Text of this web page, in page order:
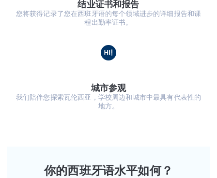
结业证书和报告
您将获得记录了您在西班牙语的每个领域进步的详细报告和课
程出勤率证书。
城市参观
我们陪伴您探索瓦伦西亚，学校周边和城市中最具有代表性的
地方。
你的西班牙语水平如何？